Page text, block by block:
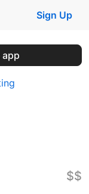
Sign Up
app
$$